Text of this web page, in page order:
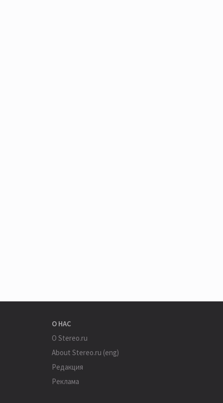
О НАС
О Stereo.ru
About Stereo.ru (eng)
Редакция
Реклама